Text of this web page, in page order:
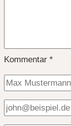
Kommentar *